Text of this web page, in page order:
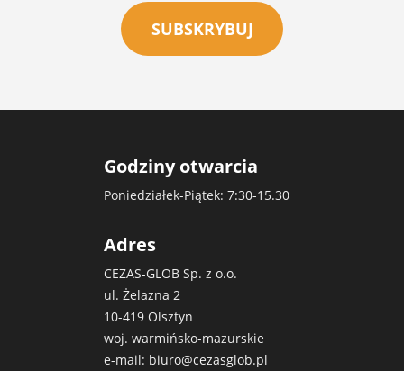
SUBSKRYBUJ
Godziny otwarcia
Poniedziałek-Piątek: 7:30-15.30
Adres
CEZAS-GLOB Sp. z o.o.
ul. Żelazna 2
10-419 Olsztyn
woj. warmińsko-mazurskie
e-mail: biuro@cezasglob.pl